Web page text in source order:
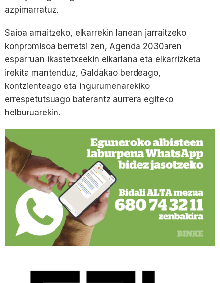
azpimarratuz.
Saioa amaitzeko, elkarrekin lanean jarraitzeko
konpromisoa berretsi zen, Agenda 2030aren
esparruan ikastetxeekin elkarlana eta elkarrizketa
irekita mantenduz, Galdakao berdeago,
kontzienteago eta ingurumenarekiko
errespetutsuago baterantz aurrera egiteko
helburuarekin.